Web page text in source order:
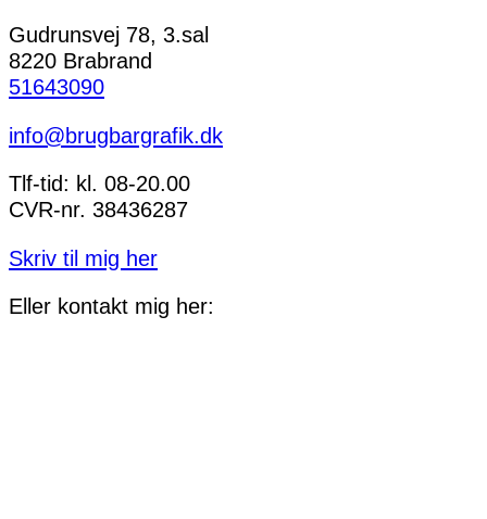
Gudrunsvej 78, 3.sal
8220 Brabrand
51643090
info@brugbargrafik.dk
Tlf-tid: kl. 08-20.00
CVR-nr. 38436287
Skriv til mig her
Eller kontakt mig her: